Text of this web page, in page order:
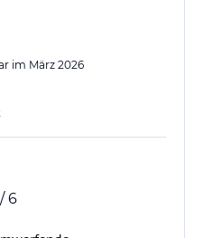
im März 2026
/ 6